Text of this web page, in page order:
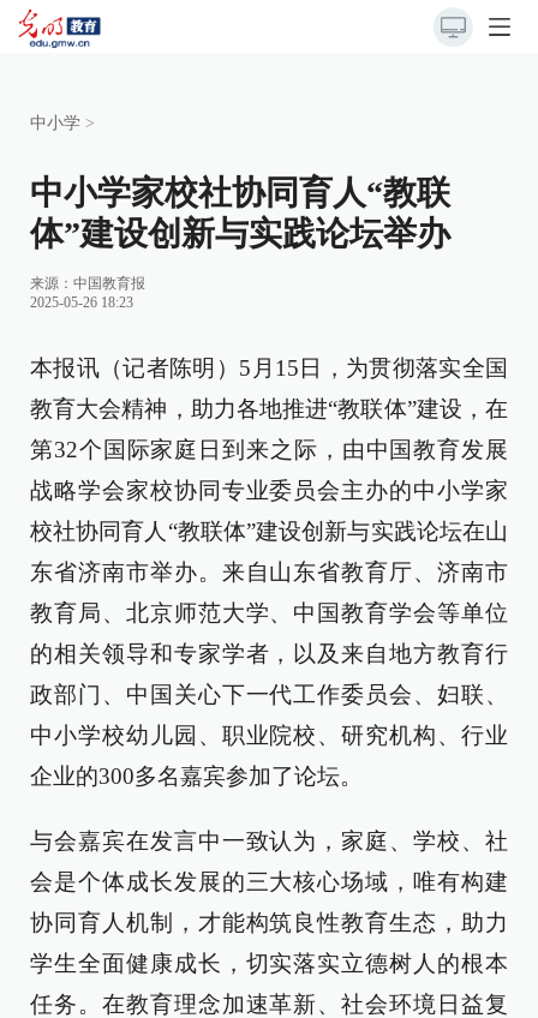
中小学 >
中小学家校社协同育人“教联
体”建设创新与实践论坛举办
来源： 中国教育报
2025-05-26 18:23
本报讯（记者陈明）5月15日，为贯彻落实全国
教育大会精神，助力各地推进“教联体”建设，在
第32个国际家庭日到来之际，由中国教育发展
战略学会家校协同专业委员会主办的中小学家
校社协同育人“教联体”建设创新与实践论坛在山
东省济南市举办。来自山东省教育厅、济南市
教育局、北京师范大学、中国教育学会等单位
的相关领导和专家学者，以及来自地方教育行
政部门、中国关心下一代工作委员会、妇联、
中小学校幼儿园、职业院校、研究机构、行业
企业的300多名嘉宾参加了论坛。
与会嘉宾在发言中一致认为，家庭、学校、社
会是个体成长发展的三大核心场域，唯有构建
协同育人机制，才能构筑良性教育生态，助力
学生全面健康成长，切实落实立德树人的根本
任务。在教育理念加速革新、社会环境日益复